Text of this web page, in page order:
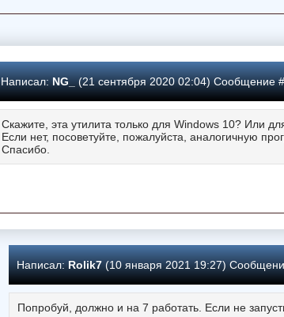
Написал: NG_(21 сентября 2020 02:04) Сообщение
Скажите, эта утилита только для Windows 10? Или
Если нет, посоветуйте, пожалуйста, аналогичную
Спасибо.
Написал: Rolik7(10 января 2021 19:27)
Попробуй, должно и на 7 работать. Если не